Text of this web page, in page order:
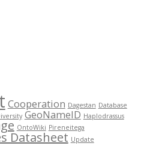
Cooperation Dagestan Database
GeoNameID Haplodrassus
OntoWiki Pireneitega
Datasheet Update